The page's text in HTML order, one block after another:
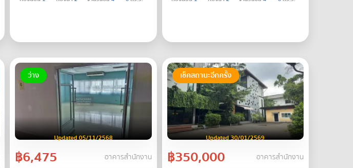
ว่าง
Updated 05/11/2568
฿6,475 อาคารสำนักงาน
เช็คสถานะอีกครั้ง
Updated 30/01/2569
฿350,000 อาคารสำนักงาน